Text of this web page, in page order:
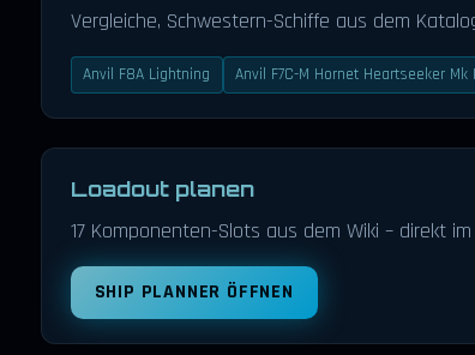
Vergleiche, Schwestern-Schiffe aus dem
Anvil F8A Lightning Anvil F7C-M Hornet Heartseeker Mk
Loadout planen
17 Komponenten-Slots aus dem Wiki – direkt
SHIP PLANNER ÖFFNEN